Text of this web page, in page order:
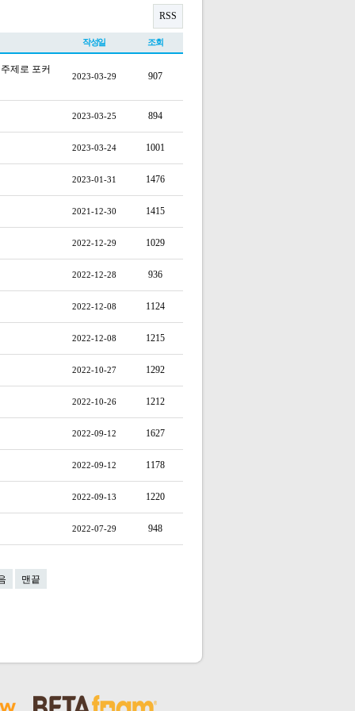
RSS
작성일 조회
제로 포커
2023-03-29 907
2023-03-25 894
2023-03-24 1001
2023-01-31 1476
2021-12-30 1415
2022-12-29 1029
2022-12-28 936
2022-12-08 1124
2022-12-08 1215
2022-10-27 1292
2022-10-26 1212
2022-09-12 1627
2022-09-12 1178
2022-09-13 1220
2022-07-29 948
맨끝